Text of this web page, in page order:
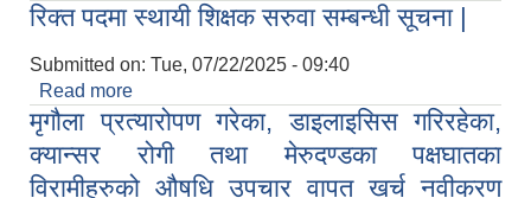
सुचिकृत हुने सूचना ||
रिक्त पदमा स्थायी शिक्षक सरुवा सम्बन्धी सूचना |
Submitted on: Tue, 07/22/2025 - 09:40
Read more
मृगौला प्रत्यारोपण गरेका, डाइलाइसिस गरिरहेका,
क्यान्सर रोगी तथा मेरुदण्डका पक्षघातका
विरामीहरुको औषधि उपचार वापत खर्च नवीकरण